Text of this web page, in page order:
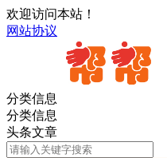
欢迎访问本站！
网站协议
分类信息
分类信息
头条文章